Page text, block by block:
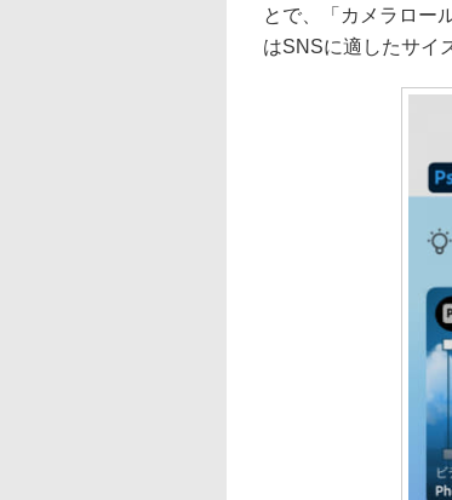
とで、「カメラロー
はSNSに適したサイ